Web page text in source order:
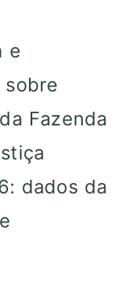
e
sobre
Fazenda
dados da